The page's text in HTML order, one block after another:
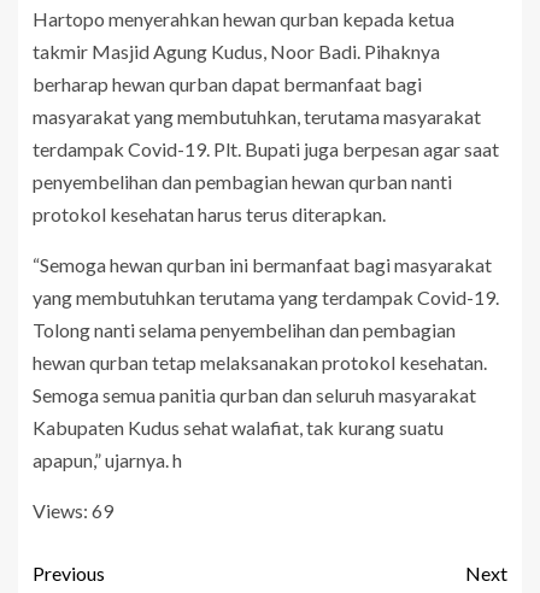
Hartopo menyerahkan hewan qurban kepada ketua
takmir Masjid Agung Kudus, Noor Badi. Pihaknya
berharap hewan qurban dapat bermanfaat bagi
masyarakat yang membutuhkan, terutama masyarakat
terdampak Covid-19. Plt. Bupati juga berpesan agar saat
penyembelihan dan pembagian hewan qurban nanti
protokol kesehatan harus terus diterapkan.
“Semoga hewan qurban ini bermanfaat bagi masyarakat
yang membutuhkan terutama yang terdampak Covid-19.
Tolong nanti selama penyembelihan dan pembagian
hewan qurban tetap melaksanakan protokol kesehatan.
Semoga semua panitia qurban dan seluruh masyarakat
Kabupaten Kudus sehat walafiat, tak kurang suatu
apapun,” ujarnya. h
Views: 69
Previous
Next